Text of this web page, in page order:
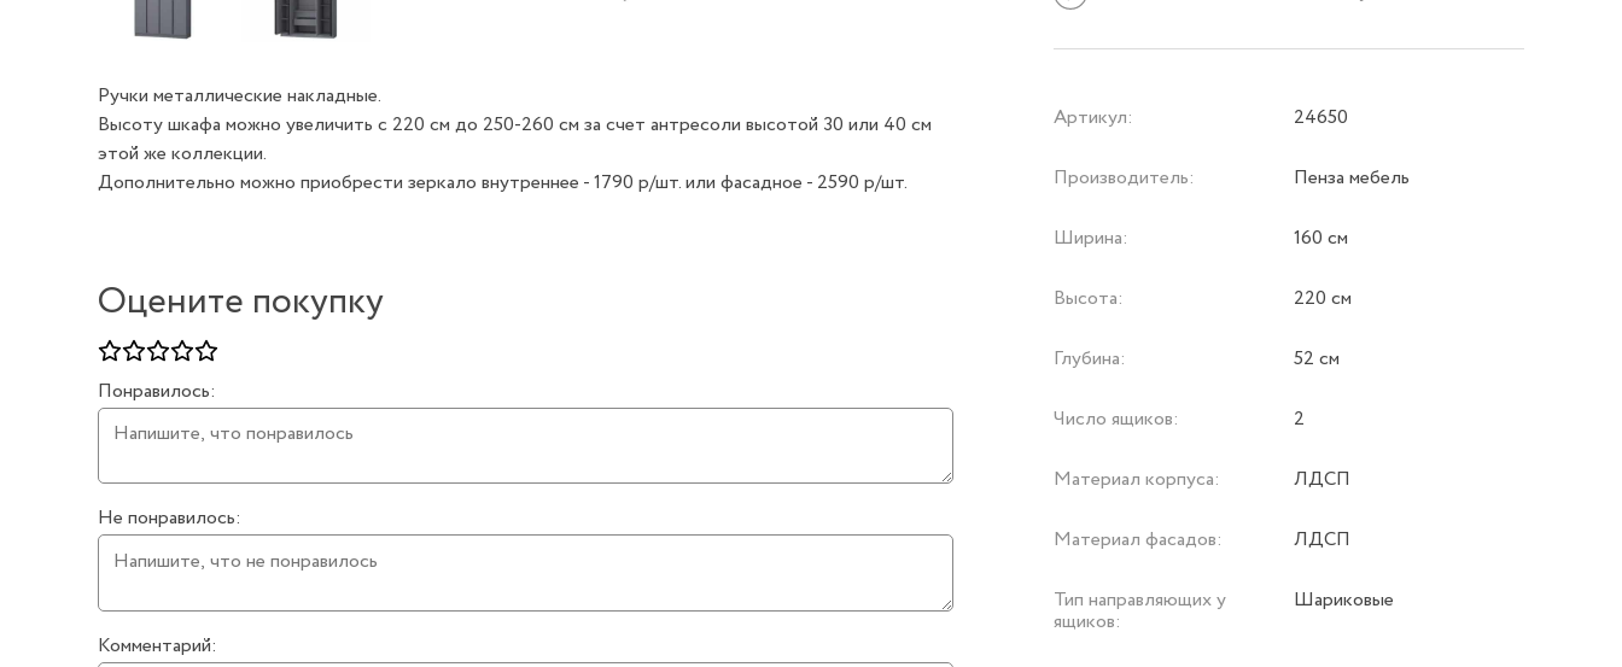
Ручки металлические накладные.
Высоту шкафа можно увеличить с 220 см до 250-260 см за счет антресоли высотой 30 или 40 см
этой же коллекции.
Дополнительно можно приобрести зеркало внутреннее - 1790 р/шт. или фасадное - 2590 р/шт.
Оцените покупку
Понравилось:
Не понравилось:
Комментарий:
Артикул: 24650
Производитель: Пенза мебель
Ширина: 160 см
Высота: 220 см
Глубина: 52 см
Число ящиков: 2
Материал корпуса: ЛДСП
Материал фасадов: ЛДСП
Тип направляющих у
ящиков:
Шариковые